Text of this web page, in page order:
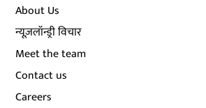
About Us
न्यूज़लॉन्ड्री विचार
Meet the team
Contact us
Careers